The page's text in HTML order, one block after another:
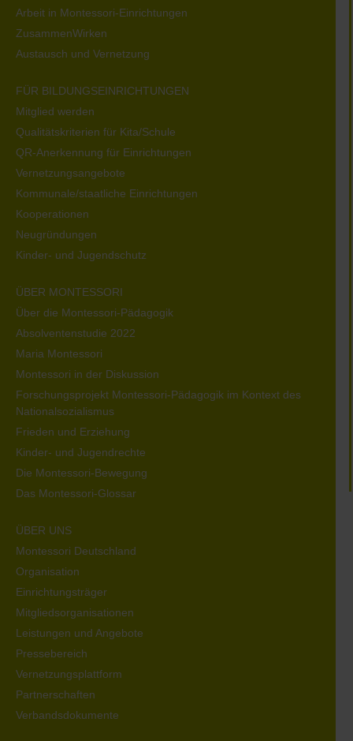
Arbeit in Montessori-Einrichtungen
ZusammenWirken
Austausch und Vernetzung
FÜR BILDUNGSEINRICHTUNGEN
Mitglied werden
Qualitätskriterien für Kita/Schule
QR-Anerkennung für Einrichtungen
Vernetzungsangebote
Kommunale/staatliche Einrichtungen
Kooperationen
Neugründungen
Kinder- und Jugendschutz
ÜBER MONTESSORI
Über die Montessori-Pädagogik
Absolventenstudie 2022
Maria Montessori
Montessori in der Diskussion
Forschungsprojekt Montessori-Pädagogik im Kontext des
Nationalsozialismus
Frieden und Erziehung
Kinder- und Jugendrechte
Die Montessori-Bewegung
Das Montessori-Glossar
ÜBER UNS
Montessori Deutschland
Organisation
Einrichtungsträger
Mitgliedsorganisationen
Leistungen und Angebote
Pressebereich
Vernetzungsplattform
Partnerschaften
Verbandsdokumente